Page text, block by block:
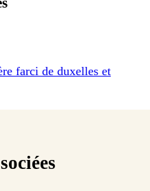
farci de duxelles et